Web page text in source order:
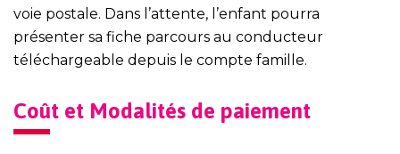
voie postale. Dans l’attente, l’enfant pourra
présenter sa fiche parcours au conducteur
téléchargeable depuis le compte famille.
Coût et Modalités de paiement